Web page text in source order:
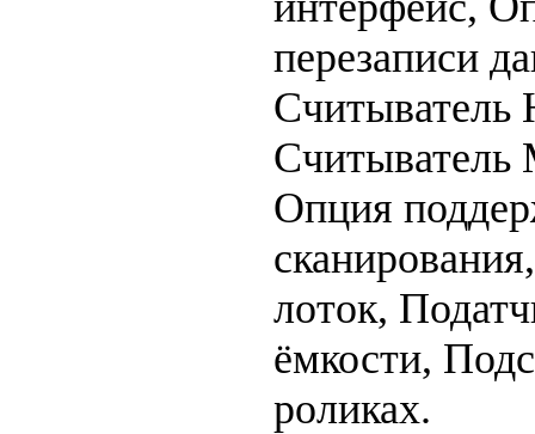
перезаписи
Считыватель
Считыватель
Опция
лоток,
ёмкости,
роликах.